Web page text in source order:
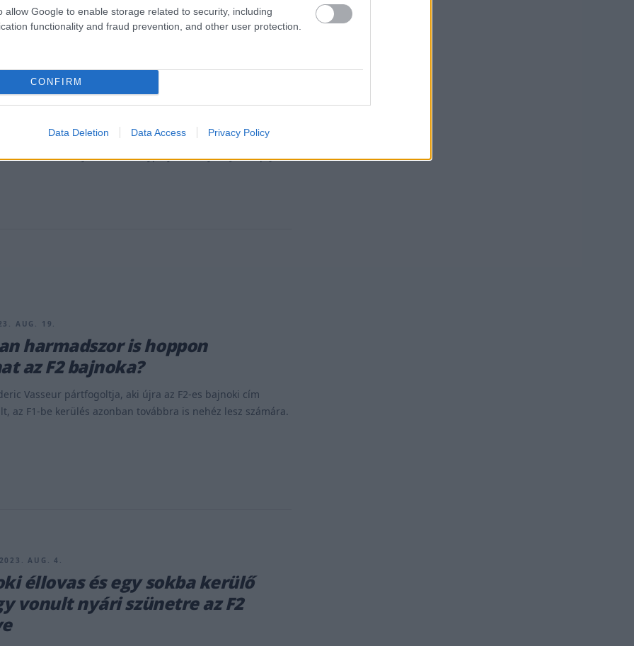
allow Google to enable storage related to security, including
functionality and fraud prevention, and other user protection.
CONFIRM
Data Deletion Data Access Privacy Policy
AUG. 27.
hiba – mindkét hátsó kerék
baleset után most sem maradt érdekes történés nélkül a
Ezúttal az egyik bajnoki éllovas, Frederik Vesti járt
40 körös futam 11. körében történt az eset. A Mercedes dán
a Premájával a versenypályára, majd a [&hellip;]
AUG. 19.
harmadszor is hoppon
az F2 bajnoka?
Vasseur pártfogoltja, aki újra az F2-es bajnoki cím
az F1-be kerülés azonban továbbra is nehéz lesz számára.
AUG. 4.
éllovas és egy sokba kerülő
vonult nyári szünetre az F2